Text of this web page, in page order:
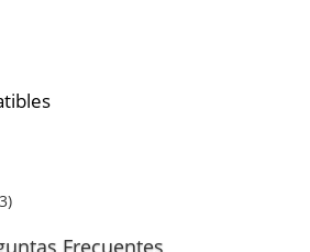
(motor AKE/BDH/BAU)
Frecuentes